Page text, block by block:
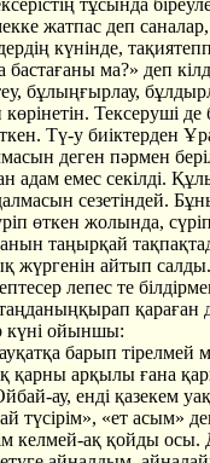
тұсында
жатпас деп
күнінде,
бастағаны ма?» деп
бұлыңғырлау,
Тексеруші
Тү-у биіктерден
деген пәрмен
адам емес секілді.
сезетіндей.
өткен жолында,
таңырқай
жүргенін айтып салды.
лепес те
қараған
күні ойыншы:
ауқатқа барып
қарны арқылы ғана
ау, енді қазекем
түсірім», «ет асым»
келмей-ақ қойды осы.